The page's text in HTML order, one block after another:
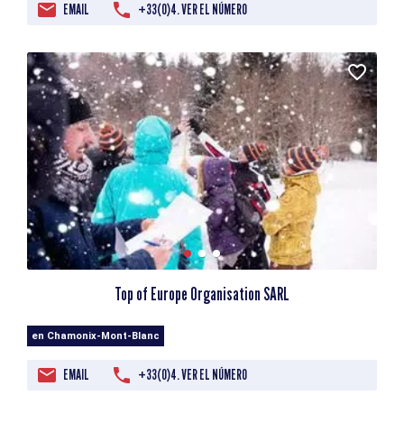
EMAIL +33(0)4. VER EL NÚMERO
Top of Europe Organisation SARL
en Chamonix-Mont-Blanc
EMAIL +33(0)4. VER EL NÚMERO